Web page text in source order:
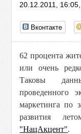
20.12.2011, 16:05,
Вконтакте
62 процента
или очень
Таковы
проведенного
маркетинга по
развития
"НацАкцент".